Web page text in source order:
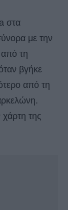
στα
με την
τη
βγήκε
από τη
χάρτη της